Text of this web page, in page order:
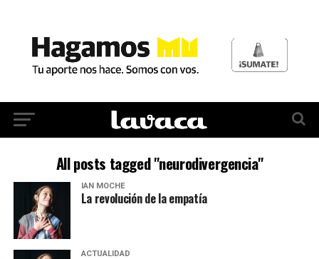
All posts tagged "neurodivergencia"
IAN MOCHE
La revolución de la empatía
ACTUALIDAD